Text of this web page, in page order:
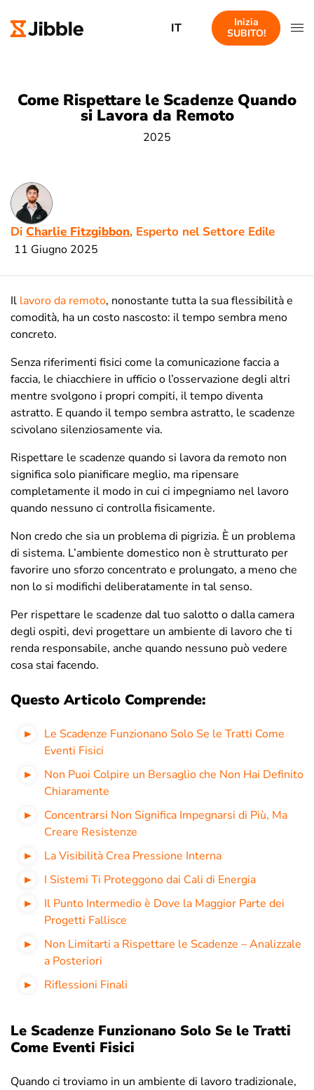
IT
Inizia
SUBITO!
Come Rispettare le Scadenze Quando
si Lavora da Remoto
2025
Di Charlie Fitzgibbon, Esperto nel Settore Edile
11 Giugno 2025
Il lavoro da remoto, nonostante tutta la sua flessibilità e
comodità, ha un costo nascosto: il tempo sembra meno
concreto.
Senza riferimenti fisici come la comunicazione faccia a
faccia, le chiacchiere in ufficio o l’osservazione degli altri
mentre svolgono i propri compiti, il tempo diventa
astratto. E quando il tempo sembra astratto, le scadenze
scivolano silenziosamente via.
Rispettare le scadenze quando si lavora da remoto non
significa solo pianificare meglio, ma ripensare
completamente il modo in cui ci impegniamo nel lavoro
quando nessuno ci controlla fisicamente.
Non credo che sia un problema di pigrizia. È un problema
di sistema. L’ambiente domestico non è strutturato per
favorire uno sforzo concentrato e prolungato, a meno che
non lo si modifichi deliberatamente in tal senso.
Per rispettare le scadenze dal tuo salotto o dalla camera
degli ospiti, devi progettare un ambiente di lavoro che ti
renda responsabile, anche quando nessuno può vedere
cosa stai facendo.
Questo Articolo Comprende:
Le Scadenze Funzionano Solo Se le Tratti Come
Eventi Fisici
Non Puoi Colpire un Bersaglio che Non Hai Definito
Chiaramente
Concentrarsi Non Significa Impegnarsi di Più, Ma
Creare Resistenze
La Visibilità Crea Pressione Interna
I Sistemi Ti Proteggono dai Cali di Energia
Il Punto Intermedio è Dove la Maggior Parte dei
Progetti Fallisce
Non Limitarti a Rispettare le Scadenze – Analizzale
a Posteriori
Riflessioni Finali
Le Scadenze Funzionano Solo Se le Tratti
Come Eventi Fisici
Quando ci troviamo in un ambiente di lavoro tradizionale,